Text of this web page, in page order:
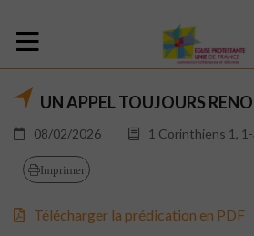
UN APPEL TOUJOURS
08/02/2026 1 Corinthiens 1,
Imprimer
Télécharger la prédication en PDF